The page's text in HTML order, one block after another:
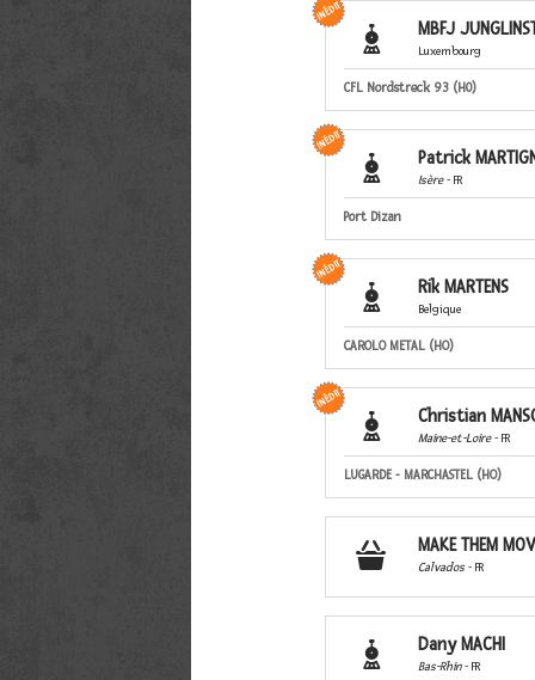
 MBFJ
Luxembourg
CFL Nordstreck 93 (H0)
 Patrick
Isère- FR
Port Dizan
 Rik MARTENS
Belgique
CAROLO METAL (HO)
 Christian
Maine-et-Loire- FR
LUGARDE - MARCHASTEL (HO)
 MAKE THEM
Calvados- FR
 Dany MACHI
Bas-Rhin- FR